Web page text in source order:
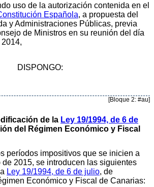
uso de la autorización contenida en el
Española, a propuesta del
y Administraciones Públicas, previa
de Ministros en su reunión del día
DISPONGO:
[Bloque 2: #au]
de la Ley 19/1994, de 6 de
del Régimen Económico y Fiscal
períodos impositivos que se inicien a
de 2015, se introducen las siguientes
Ley 19/1994, de 6 de julio, de
Económico y Fiscal de Canarias: